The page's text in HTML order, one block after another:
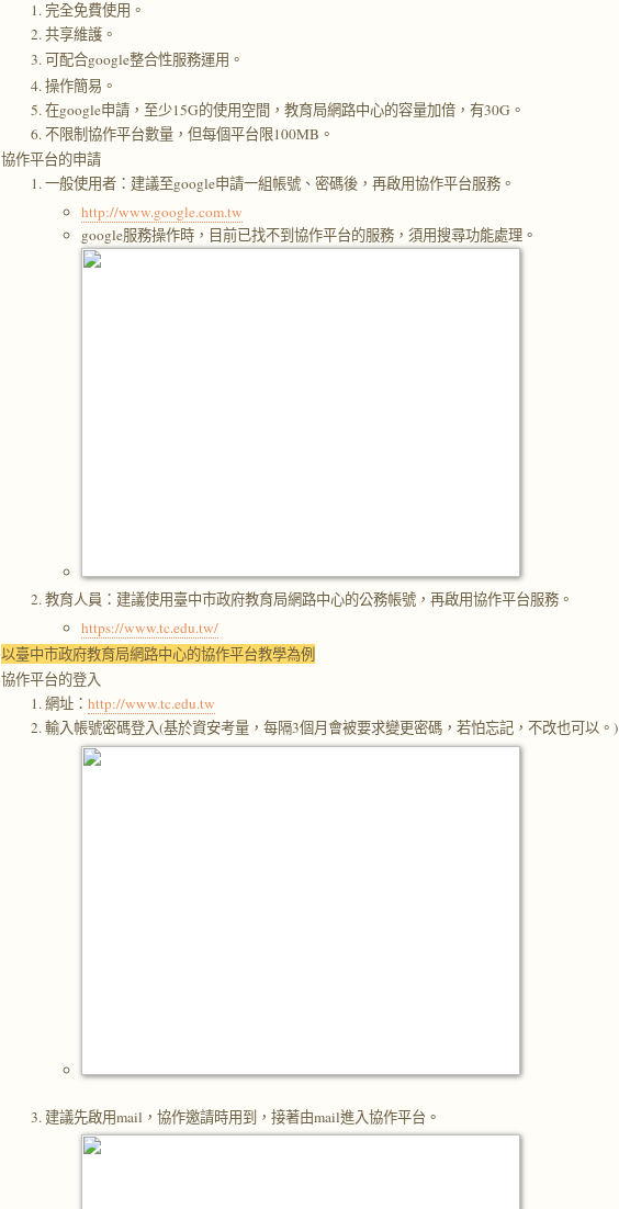
完全免費使用。
共享維護。
可配合google整合性服務運用。
操作簡易。
在google申請，至少15G的使用空間，教育局網路中心的容量加偣，有30G。
不限制協作平台數量，但每個平台限100MB。
協作平台的申請
一般使用者：建議至google申請一組帳號、密碼後，再啟用協作平台服務。
http://www.google.com.tw
google服務操作時，目前已找不到協作平台的服務，須用搜尋功能處理。
教育人員：建議使用臺中市政府教育局網路中心的公務帳號，再啟用協作平台服務。
https://www.tc.edu.tw/
以臺中市政府教育局網路中心的協作平台教學為例
協作平台的登入
網址： http://www.tc.edu.tw
輸入帳號密碼登入(基於資安考量，每隔3個月會被要求變更密碼，若怕忘記，不改也可以。)
建議先啟用mail，協作邀請時用到，接著由mail進入協作平台。